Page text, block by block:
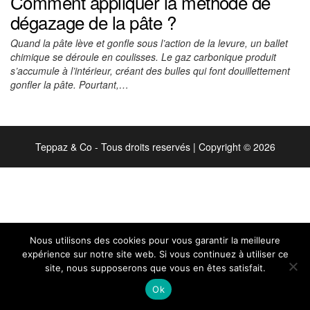
dégazage de la pâte ?
Quand la pâte lève et gonfle sous l’action de la levure, un ballet
chimique se déroule en coulisses. Le gaz carbonique produit
s’accumule à l’intérieur, créant des bulles qui font douillettement
gonfler la pâte. Pourtant,…
Teppaz & Co - Tous droits reservés | Copyright © 2026
Nous utilisons des cookies pour vous garantir la meilleure
expérience sur notre site web. Si vous continuez à utiliser ce
site, nous supposerons que vous en êtes satisfait.
Ok